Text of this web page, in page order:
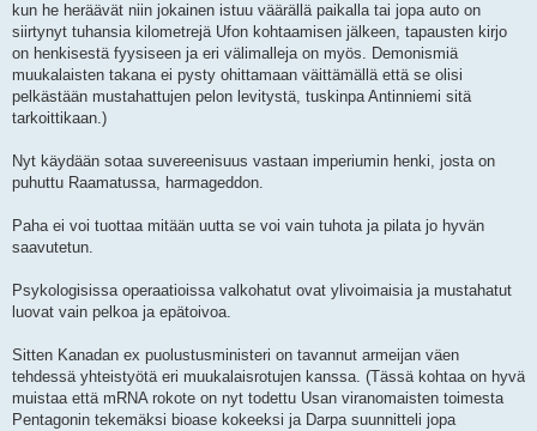
kun he heräävät niin jokainen istuu väärällä paikalla tai jopa auto on
siirtynyt tuhansia kilometrejä Ufon kohtaamisen jälkeen, tapausten kirjo
on henkisestä fyysiseen ja eri välimalleja on myös. Demonismiä
muukalaisten takana ei pysty ohittamaan väittämällä että se olisi
pelkästään mustahattujen pelon levitystä, tuskinpa Antinniemi sitä
tarkoittikaan.)
Nyt käydään sotaa suvereenisuus vastaan imperiumin henki, josta on
puhuttu Raamatussa, harmageddon.
Paha ei voi tuottaa mitään uutta se voi vain tuhota ja pilata jo hyvän
saavutetun.
Psykologisissa operaatioissa valkohatut ovat ylivoimaisia ja mustahatut
luovat vain pelkoa ja epätoivoa.
Sitten Kanadan ex puolustusministeri on tavannut armeijan väen
tehdessä yhteistyötä eri muukalaisrotujen kanssa. (Tässä kohtaa on hyvä
muistaa että mRNA rokote on nyt todettu Usan viranomaisten toimesta
Pentagonin tekemäksi bioase kokeeksi ja Darpa suunnitteli jopa